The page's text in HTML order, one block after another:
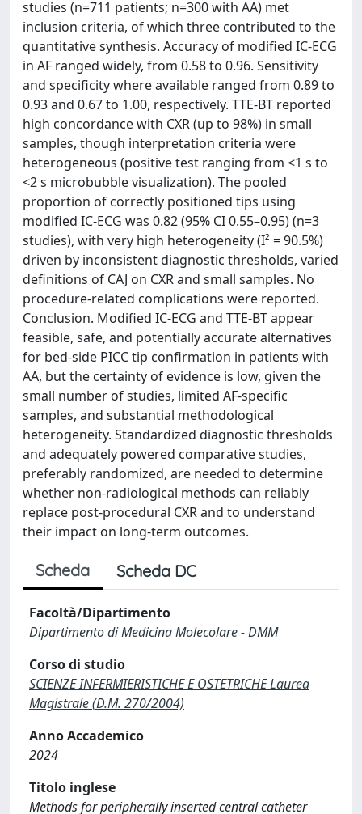
studies (n=711 patients; n=300 with AA) met
inclusion criteria, of which three contributed to the
quantitative synthesis. Accuracy of modified IC-ECG
in AF ranged widely, from 0.58 to 0.96. Sensitivity
and specificity where available ranged from 0.89 to
0.93 and 0.67 to 1.00, respectively. TTE-BT reported
high concordance with CXR (up to 98%) in small
samples, though interpretation criteria were
heterogeneous (positive test ranging from <1 s to
<2 s microbubble visualization). The pooled
proportion of correctly positioned tips using
modified IC-ECG was 0.82 (95% CI 0.55–0.95) (n=3
studies), with very high heterogeneity (I² = 90.5%)
driven by inconsistent diagnostic thresholds, varied
definitions of CAJ on CXR and small samples. No
procedure-related complications were reported.
Conclusion. Modified IC-ECG and TTE-BT appear
feasible, safe, and potentially accurate alternatives
for bed-side PICC tip confirmation in patients with
AA, but the certainty of evidence is low, given the
small number of studies, limited AF-specific
samples, and substantial methodological
heterogeneity. Standardized diagnostic thresholds
and adequately powered comparative studies,
preferably randomized, are needed to determine
whether non-radiological methods can reliably
replace post-procedural CXR and to understand
their impact on long-term outcomes.
Scheda Scheda DC
Facoltà/Dipartimento
Dipartimento di Medicina Molecolare - DMM
Corso di studio
SCIENZE INFERMIERISTICHE E OSTETRICHE Laurea
Magistrale (D.M. 270/2004)
Anno Accademico
2024
Titolo inglese
Methods for peripherally inserted central catheter